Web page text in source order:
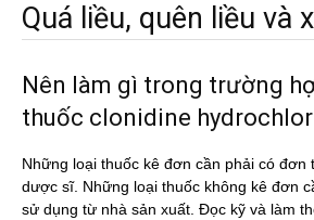
Quá liều, quên liều và
Nên làm gì trong trường
thuốc clonidine
Những loại thuốc kê đơn cần phải có đơn
dược sĩ. Những loại thuốc không kê đơn
sử dụng từ nhà sản xuất. Đọc kỹ và làm